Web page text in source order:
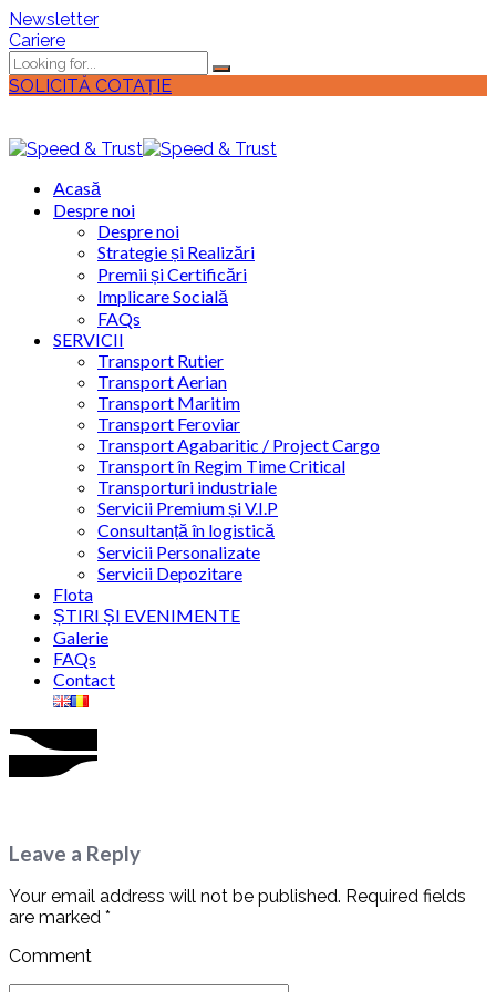
Newsletter
Cariere
SOLICITĂ COTAȚIE
Acasă
Despre noi
Despre noi
Strategie și Realizări
Premii și Certificări
Implicare Socială
FAQs
SERVICII
Transport Rutier
Transport Aerian
Transport Maritim
Transport Feroviar
Transport Agabaritic / Project Cargo
Transport în Regim Time Critical
Transporturi industriale
Servicii Premium și V.I.P
Consultanță în logistică
Servicii Personalizate
Servicii Depozitare
Flota
ȘTIRI ȘI EVENIMENTE
Galerie
FAQs
Contact
Leave a Reply
Your email address will not be published. Required fields
are marked *
Comment